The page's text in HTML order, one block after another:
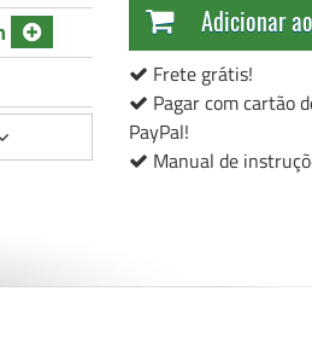
Adicionar
Frete grátis!
Pagar com cartão
PayPal!
Manual de